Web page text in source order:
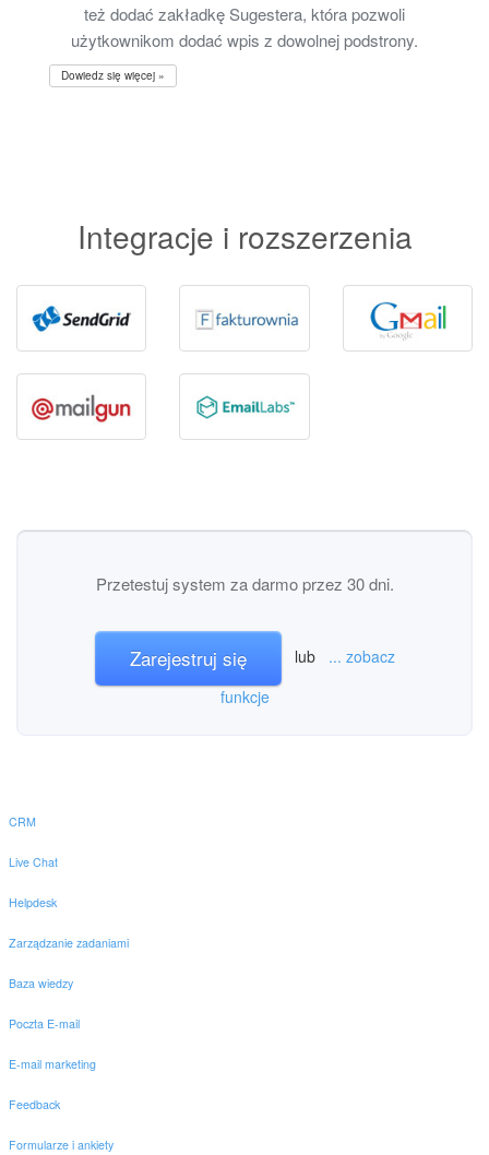
też dodać zakładkę Sugestera, która pozwoli
użytkownikom dodać wpis z dowolnej podstrony.
Dowiedz się więcej »
Integracje i rozszerzenia
Przetestuj system za darmo przez 30 dni.
Zarejestruj się lub ... zobacz
funkcje
CRM
Live Chat
Helpdesk
Zarządzanie zadaniami
Baza wiedzy
Poczta E-mail
E-mail marketing
Feedback
Formularze i ankiety